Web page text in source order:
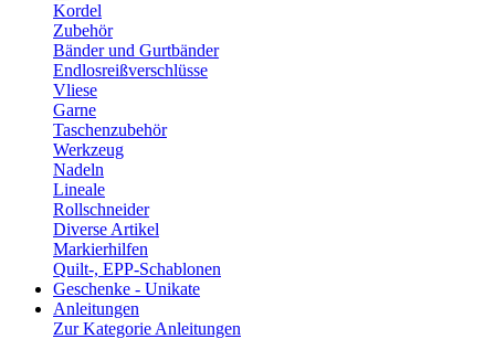
Kordel
Zubehör
Bänder und Gurtbänder
Endlosreißverschlüsse
Vliese
Garne
Taschenzubehör
Werkzeug
Nadeln
Lineale
Rollschneider
Diverse Artikel
Markierhilfen
Quilt-, EPP-Schablonen
Geschenke - Unikate
Anleitungen
Zur Kategorie Anleitungen